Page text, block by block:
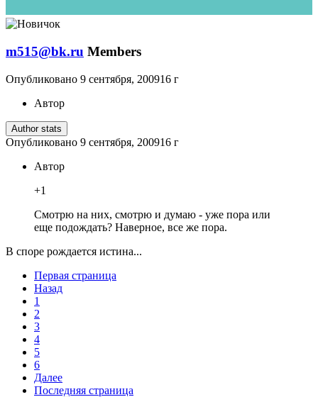
m515@bk.ru Members
Опубликовано 9 сентября, 200916 г
Автор
Author stats
Опубликовано 9 сентября, 200916 г
Автор
+1
Смотрю на них, смотрю и думаю - уже пора или
еще подождать? Наверное, все же пора.
В споре рождается истина...
Первая страница
Назад
1
2
3
4
5
6
Далее
Последняя страница